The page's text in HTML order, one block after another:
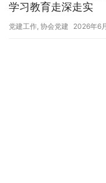
学习教育走深走实
党建工作, 协会党建 2026年6